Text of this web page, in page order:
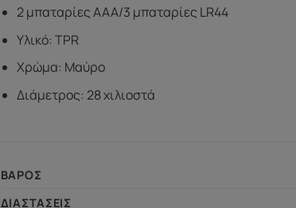
2 μπαταρίες AAA/3 μπαταρίες LR44
Υλικό: TPR
Χρώμα: Μαύρο
Διάμετρος: 28 χιλιοστά
ΒΆΡΟΣ
ΔΙΑΣΤΆΣΕΙΣ